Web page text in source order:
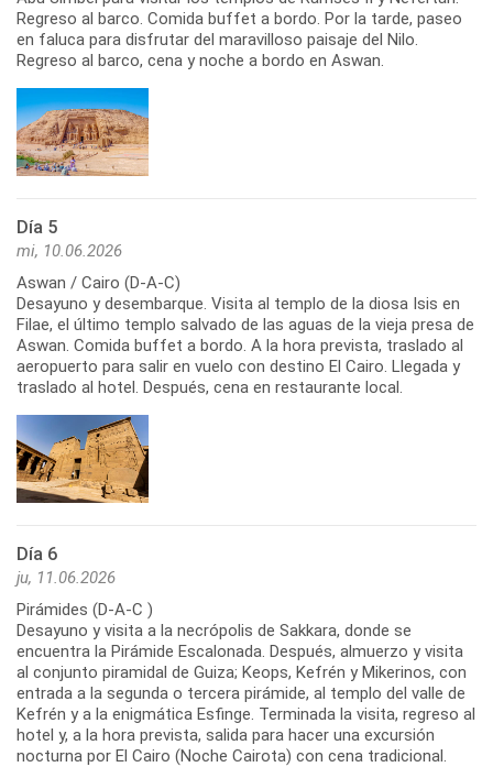
Regreso al barco. Comida buffet a bordo. Por la tarde, paseo
en faluca para disfrutar del maravilloso paisaje del Nilo.
Regreso al barco, cena y noche a bordo en Aswan.
Día 5
mi, 10.06.2026
Aswan / Cairo (D-A-C)
Desayuno y desembarque. Visita al templo de la diosa Isis en
Filae, el último templo salvado de las aguas de la vieja presa de
Aswan. Comida buffet a bordo. A la hora prevista, traslado al
aeropuerto para salir en vuelo con destino El Cairo. Llegada y
traslado al hotel. Después, cena en restaurante local.
Día 6
ju, 11.06.2026
Pirámides (D-A-C )
Desayuno y visita a la necrópolis de Sakkara, donde se
encuentra la Pirámide Escalonada. Después, almuerzo y visita
al conjunto piramidal de Guiza; Keops, Kefrén y Mikerinos, con
entrada a la segunda o tercera pirámide, al templo del valle de
Kefrén y a la enigmática Esfinge. Terminada la visita, regreso al
hotel y, a la hora prevista, salida para hacer una excursión
nocturna por El Cairo (Noche Cairota) con cena tradicional.